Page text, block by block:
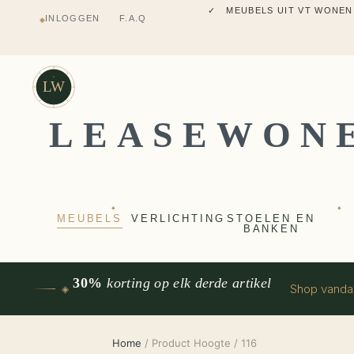
◆INLOGGEN F.A.Q
✓ MEUBELS UIT VT WONEN
LW
MEUBELS
◆
VERLICHTING STOELEN EN
BANKEN
◆
◈ 30% korting op elk derde artikel Shop
Home / Product Hoogte / 116